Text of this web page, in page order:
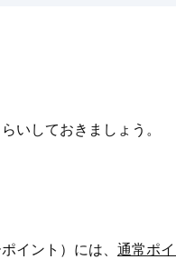
いしておきましょう。
イント）には、 通常ポイ